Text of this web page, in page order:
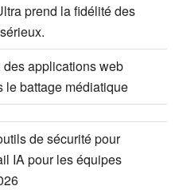
prend la fidélité des
des applications web
le battage médiatique
de sécurité pour
IA pour les équipes